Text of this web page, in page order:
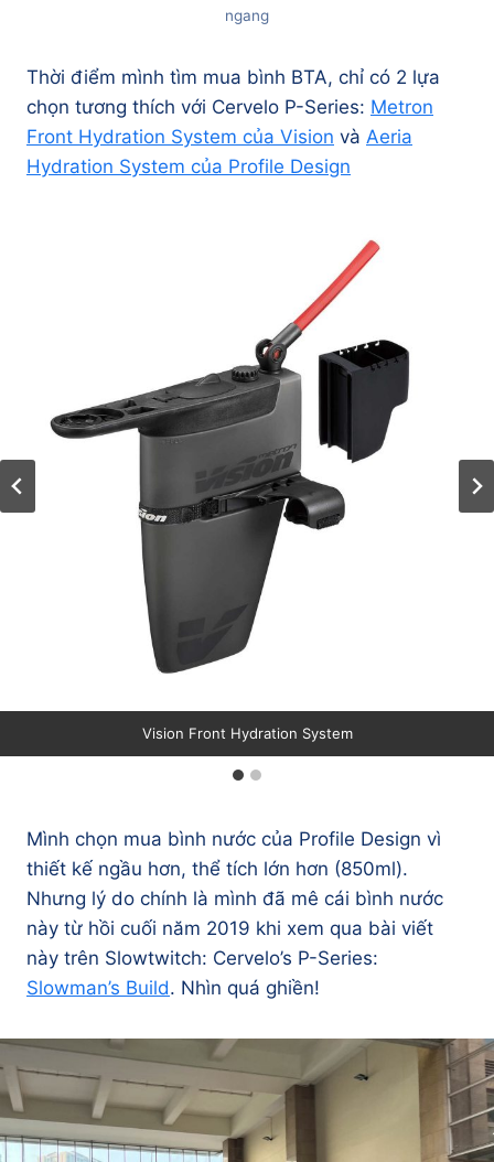
ngang
Thời điểm mình tìm mua bình BTA, chỉ có 2 lựa
chọn tương thích với Cervelo P-Series: Metron
Front Hydration System của Vision và Aeria
Hydration System của Profile Design
Vision Front Hydration System
Mình chọn mua bình nước của Profile Design vì
thiết kế ngầu hơn, thể tích lớn hơn (850ml).
Nhưng lý do chính là mình đã mê cái bình nước
này từ hồi cuối năm 2019 khi xem qua bài viết
này trên Slowtwitch: Cervelo’s P-Series:
Slowman’s Build. Nhìn quá ghiền!